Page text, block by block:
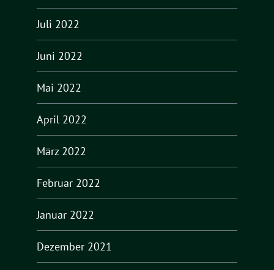
Juli 2022
Juni 2022
Mai 2022
April 2022
März 2022
Februar 2022
Januar 2022
Dezember 2021